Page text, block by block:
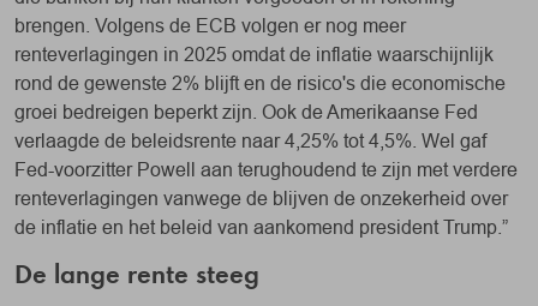
brengen. Volgens de ECB volgen er nog meer
renteverlagingen in 2025 omdat de inflatie waarschijnlijk
rond de gewenste 2% blijft en de risico's die economische
groei bedreigen beperkt zijn. Ook de Amerikaanse Fed
verlaagde de beleidsrente naar 4,25% tot 4,5%. Wel gaf
Fed-voorzitter Powell aan terughoudend te zijn met verdere
renteverlagingen vanwege de blijven de onzekerheid over
de inflatie en het beleid van aankomend president Trump.”
De lange rente steeg